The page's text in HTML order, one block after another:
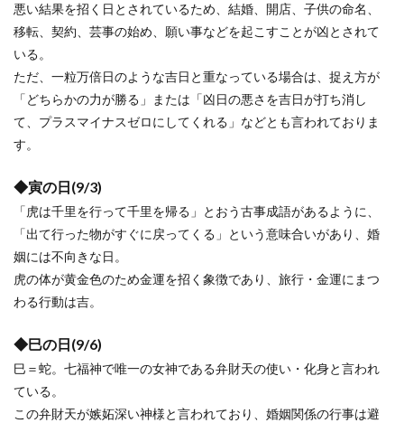
悪い結果を招く日とされているため、結婚、開店、子供の命名、
移転、契約、芸事の始め、願い事などを起こすことが凶とされて
いる。
ただ、一粒万倍日のような吉日と重なっている場合は、捉え方が
「どちらかの力が勝る」または「凶日の悪さを吉日が打ち消し
て、プラスマイナスゼロにしてくれる」などとも言われておりま
す。
◆寅の日(9/3)
「虎は千里を行って千里を帰る」とおう古事成語があるように、
「出て行った物がすぐに戻ってくる」という意味合いがあり、婚
姻には不向きな日。
虎の体が黄金色のため金運を招く象徴であり、旅行・金運にまつ
わる行動は吉。
◆巳の日(9/6)
巳＝蛇。七福神で唯一の女神である弁財天の使い・化身と言われ
ている。
この弁財天が嫉妬深い神様と言われており、婚姻関係の行事は避